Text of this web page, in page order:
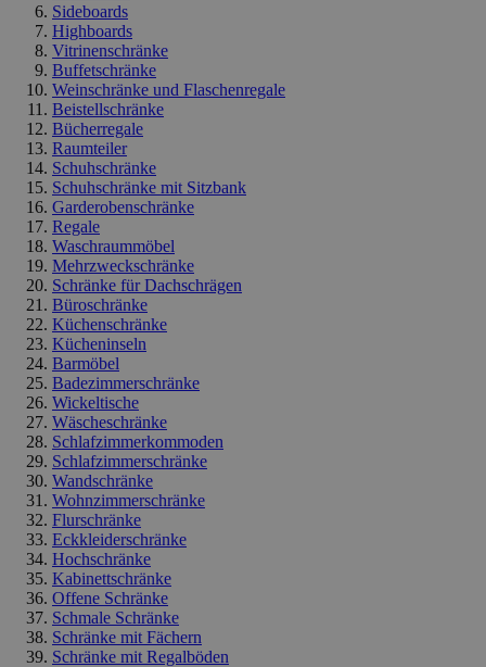
Sideboards
Highboards
Vitrinenschränke
Buffetschränke
Weinschränke und Flaschenregale
Beistellschränke
Bücherregale
Raumteiler
Schuhschränke
Schuhschränke mit Sitzbank
Garderobenschränke
Regale
Waschraummöbel
Mehrzweckschränke
Schränke für Dachschrägen
Büroschränke
Küchenschränke
Kücheninseln
Barmöbel
Badezimmerschränke
Wickeltische
Wäscheschränke
Schlafzimmerkommoden
Schlafzimmerschränke
Wandschränke
Wohnzimmerschränke
Flurschränke
Eckkleiderschränke
Hochschränke
Kabinettschränke
Offene Schränke
Schmale Schränke
Schränke mit Fächern
Schränke mit Regalböden